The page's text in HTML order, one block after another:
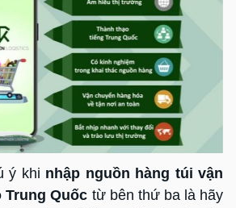
ý khi nhập nguồn hàng túi vận
Trung Quốc từ bên thứ ba là hãy